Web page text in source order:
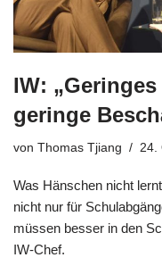
IW:
geringe
von Thomas Tjiang 24.
Was Hänschen nicht
nicht nur für
müssen besser in den
IW-Chef.